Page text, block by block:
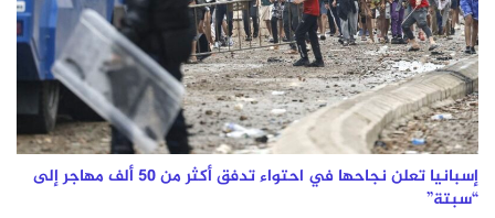
إسبانيا تعلن نجاحها في احتواء تدفق أكثر من 50 ألف مهاجر إلى
“سبتة”